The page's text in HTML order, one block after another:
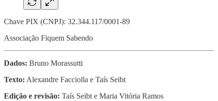
Chave PIX (CNPJ): 32.344.117/0001-89
Associação Fiquem Sabendo
Dados: Bruno Morassutti
Texto: Alexandre Facciolla e Taís Seibt
Edição e revisão: Taís Seibt e Maria Vitória Ramos